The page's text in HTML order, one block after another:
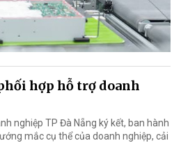
hợp hỗ trợ doanh
nghiệp TP Đà Nẵng ký kết, ban hành
mắc cụ thể của doanh nghiệp, cải